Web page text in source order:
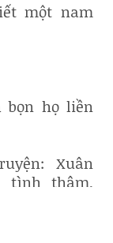
một nam
bọn họ liền
Xuân
tình thâm,